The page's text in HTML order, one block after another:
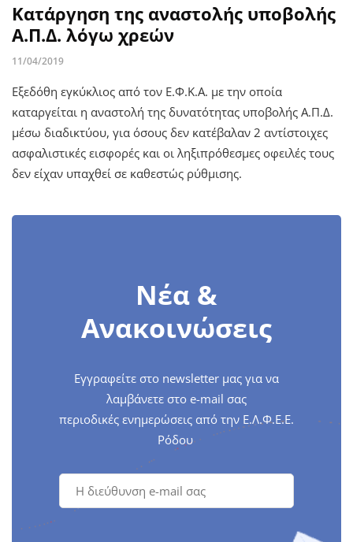
Κατάργηση της αναστολής υποβολής
Α.Π.Δ. λόγω χρεών
11/04/2019
Εξεδόθη εγκύκλιος από τον Ε.Φ.Κ.Α. με την οποία
καταργείται η αναστολή της δυνατότητας υποβολής Α.Π.Δ.
μέσω διαδικτύου, για όσους δεν κατέβαλαν 2 αντίστοιχες
ασφαλιστικές εισφορές και οι ληξιπρόθεσμες οφειλές τους
δεν είχαν υπαχθεί σε καθεστώς ρύθμισης.
Νέα &
Ανακοινώσεις
Εγγραφείτε στο newsletter μας για να
λαμβάνετε στο e-mail σας
περιοδικές ενημερώσεις από την Ε.Λ.Φ.Ε.Ε.
Ρόδου